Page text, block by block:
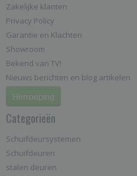
Zakelijke klanten
Privacy Policy
Garantie en Klachten
Showroom
Bekend van TV!
Nieuws berichten en blog artikelen
Herroeping
Categorieën
Schuifdeursystemen
Schuifdeuren
stalen deuren